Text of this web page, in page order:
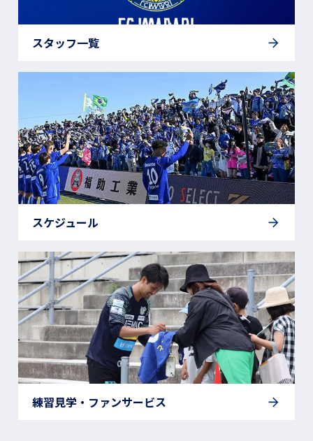
スタッフ一覧
スケジュール
練習見学・ファンサービス